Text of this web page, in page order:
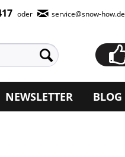
oder service@snow-how.de
NEWSLETTER BLOG